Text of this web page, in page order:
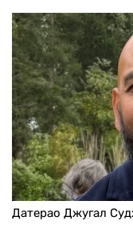
Датерао Джугал